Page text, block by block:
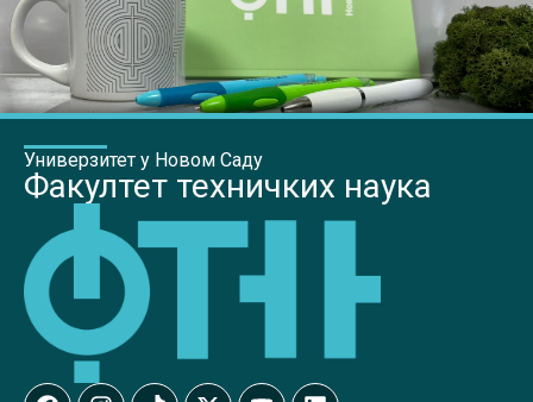
Универзитет у Новом Саду
Факултет техничких наука